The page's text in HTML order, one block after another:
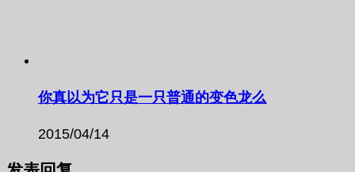
你真以为它只是一只普通的变色龙么
2015/04/14